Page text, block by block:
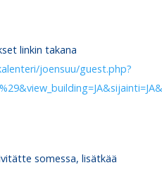
linkin takana
joensuu/guest.php?
somessa, lisätkää